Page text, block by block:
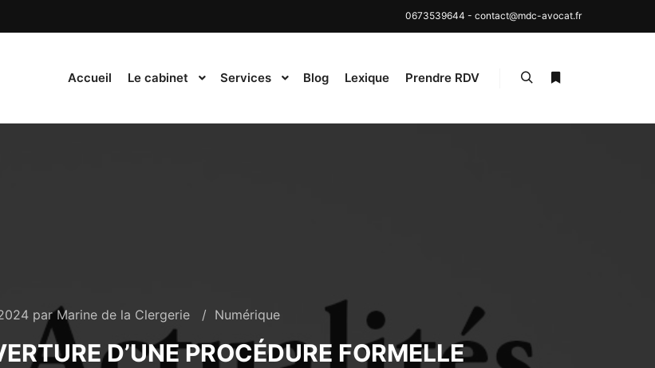
0673539644 - contact@mdc-avocat.fr
Accueil Le cabinet Services Blog Lexique Prendre RDV
parMarine de la Clergerie Numérique
D’UNE PROCÉDURE FORMELLE